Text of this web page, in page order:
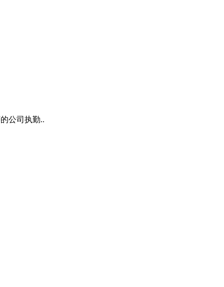
公司执勤..